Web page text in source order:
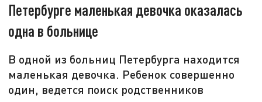
Петербурге маленькая девочка оказалась
одна в больнице
В одной из больниц Петербурга находится
маленькая девочка. Ребенок совершенно
один, ведется поиск родственников